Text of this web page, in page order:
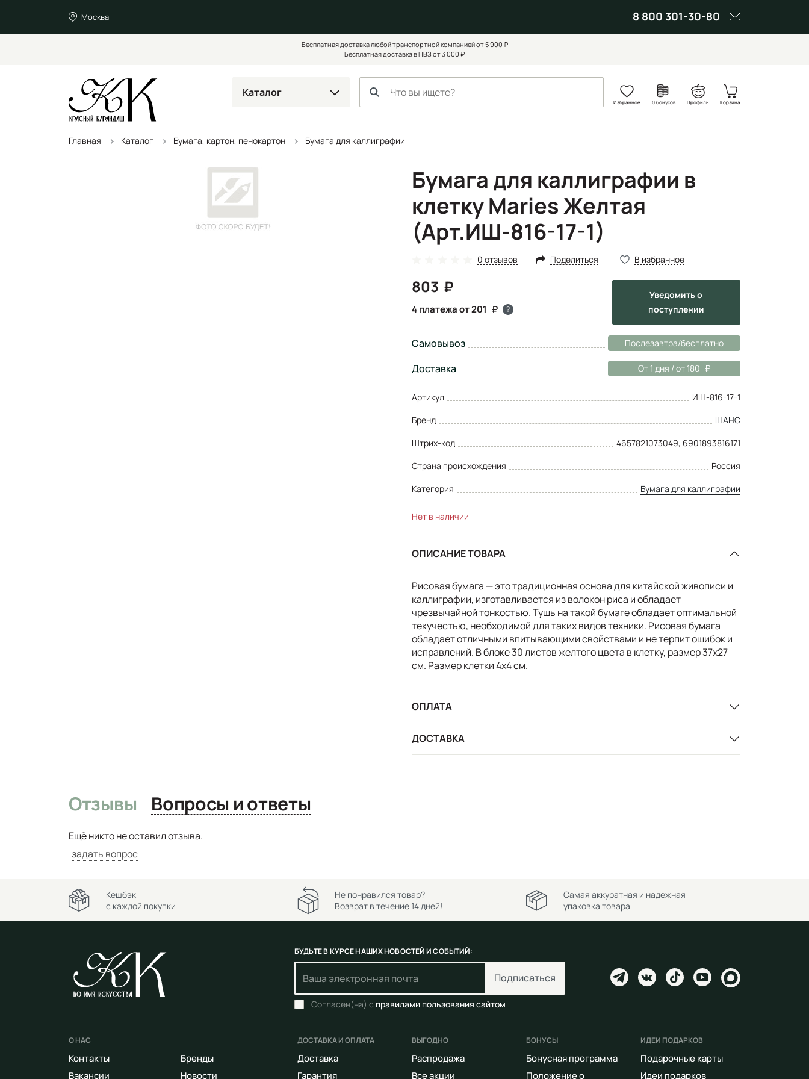
Москва 8 800 301-30-80
Бесплатная доставка любой транспортной компанией от 5 900 ₽
Бесплатная доставка в ПВЗ от 3 000 ₽
Каталог
Избранное 0 бонусов Профиль Корзина
Главная Каталог Бумага, картон, пенокартон Бумага для каллиграфии
Бумага для каллиграфии в
клетку Maries Желтая
(Арт.ИШ-816-17-1)
0 отзывов Поделиться В избранное
803
4 платежа от 201 ?
Уведомитьо
поступлении
Самовывоз Послезавтра/бесплатно
Доставка От 1 дня / от 180
Артикул
ИШ-816-17-1
Бренд
ШАНС
Штрих-код
4657821073049, 6901893816171
Страна происхождения
Россия
Категория
Бумага для каллиграфии
Нет в наличии
ОПИСАНИЕ ТОВАРА
Рисовая бумага — это традиционная основа для китайской живописи и
каллиграфии, изготавливается из волокон риса и обладает
чрезвычайной тонкостью. Тушь на такой бумаге обладает оптимальной
текучестью, необходимой для таких видов техники. Рисовая бумага
обладает отличными впитывающими свойствами и не терпит ошибок и
исправлений. В блоке 30 листов желтого цвета в клетку, размер 37х27
см. Размер клетки 4х4 см.
ОПЛАТА
ДОСТАВКА
Отзывы Вопросы и ответы
Ещё никто не оставил отзыва.
задать вопрос
Кешбэк
с каждой покупки
Не понравился товар?
Возврат в течение 14 дней!
Самая аккуратная и надежная
упаковка товара
БУДЬТЕ В КУРСЕ НАШИХ НОВОСТЕЙ И СОБЫТИЙ:
Подписаться
Согласен(на) с правилами пользования сайтом
О НАС
Контакты
Вакансии
Бренды
Новости
ДОСТАВКА И ОПЛАТА
Доставка
Гарантия
ВЫГОДНО
Распродажа
Все акции
БОНУСЫ
Бонусная программа
Положение о
ИДЕИ ПОДАРКОВ
Подарочные карты
Идеи подарков